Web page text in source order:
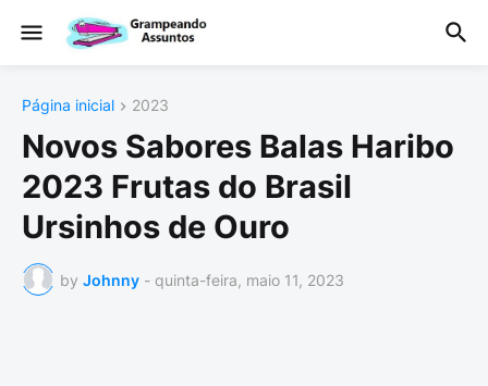
Página inicial 2023
Novos Sabores Balas Haribo
2023 Frutas do Brasil
Ursinhos de Ouro
by Johnny - quinta-feira, maio 11, 2023